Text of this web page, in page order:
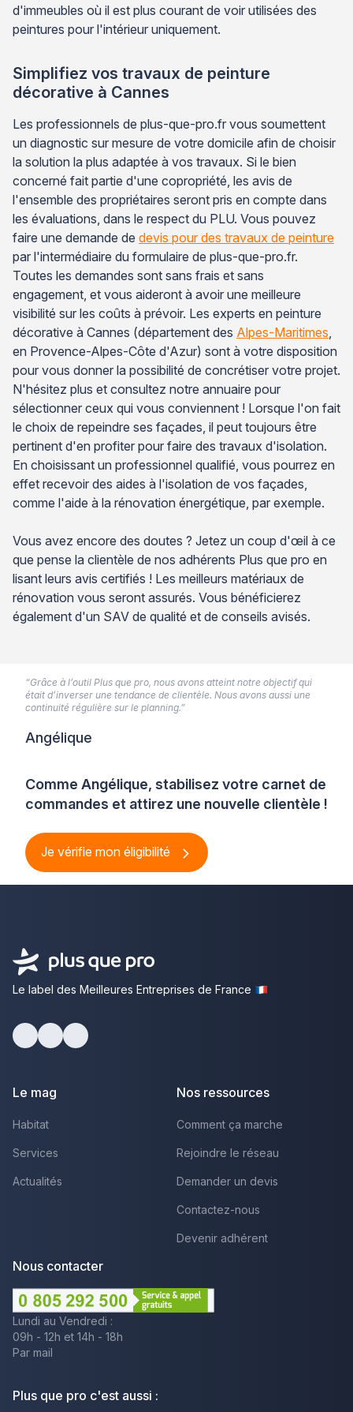
d'immeubles où il est plus courant de voir utilisées des
peintures pour l'intérieur uniquement.
Simplifiez vos travaux de peinture
décorative à Cannes
Les professionnels de plus-que-pro.fr vous soumettent
un diagnostic sur mesure de votre domicile afin de choisir
la solution la plus adaptée à vos travaux. Si le bien
concerné fait partie d'une copropriété, les avis de
l'ensemble des propriétaires seront pris en compte dans
les évaluations, dans le respect du PLU. Vous pouvez
faire une demande de devis pour des travaux de peinture
par l'intermédiaire du formulaire de plus-que-pro.fr.
Toutes les demandes sont sans frais et sans
engagement, et vous aideront à avoir une meilleure
visibilité sur les coûts à prévoir. Les experts en peinture
décorative à Cannes (département des Alpes-Maritimes
en Provence-Alpes-Côte d'Azur) sont à votre disposition
pour vous donner la possibilité de concrétiser votre projet.
N'hésitez plus et consultez notre annuaire pour
sélectionner ceux qui vous conviennent ! Lorsque l'on fait
le choix de repeindre ses façades, il peut toujours être
pertinent d'en profiter pour faire des travaux d'isolation.
En choisissant un professionnel qualifié, vous pourrez en
effet recevoir des aides à l'isolation de vos façades,
comme l'aide à la rénovation énergétique, par exemple.
Vous avez encore des doutes ? Jetez un coup d'œil à ce
que pense la clientèle de nos adhérents Plus que pro en
lisant leurs avis certifiés ! Les meilleurs matériaux de
rénovation vous seront assurés. Vous bénéficierez
également d'un SAV de qualité et de conseils avisés.
Comme Angélique, stabilisez votre carnet de
commandes et attirez une nouvelle clientèle !
Je vérifie mon éligibilité
“Grâce à l’outil Plus que pro, nous avons atteint notre objectif qui
était d’inverser une tendance de clientèle. Nous avons aussi une
continuité régulière sur le planning.”
Angélique
Le label des Meilleures Entreprises de France
Le mag
Habitat
Services
Actualités
Nos ressources
Comment ça marche
Rejoindre le réseau
Demander un devis
Contactez-nous
Devenir adhérent
Nous contacter
Lundi au Vendredi :
09h - 12h et 14h - 18h
Par mail
Plus que pro c'est aussi :